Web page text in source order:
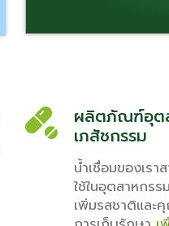
ผลิตภัณฑ์อุต
เภสัชกรรม
น้ำเชื่อมของเรา
ใช้ในอุตสาหกรร
เพิ่มรสชาติและ